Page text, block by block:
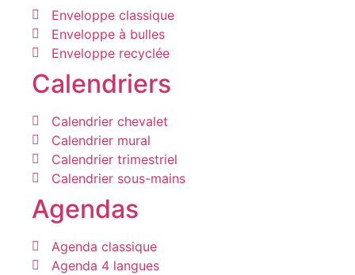
Enveloppe classique
Enveloppe à bulles
Enveloppe recyclée
Calendriers
Calendrier chevalet
Calendrier mural
Calendrier trimestriel
Calendrier sous-mains
Agendas
Agenda classique
Agenda 4 langues